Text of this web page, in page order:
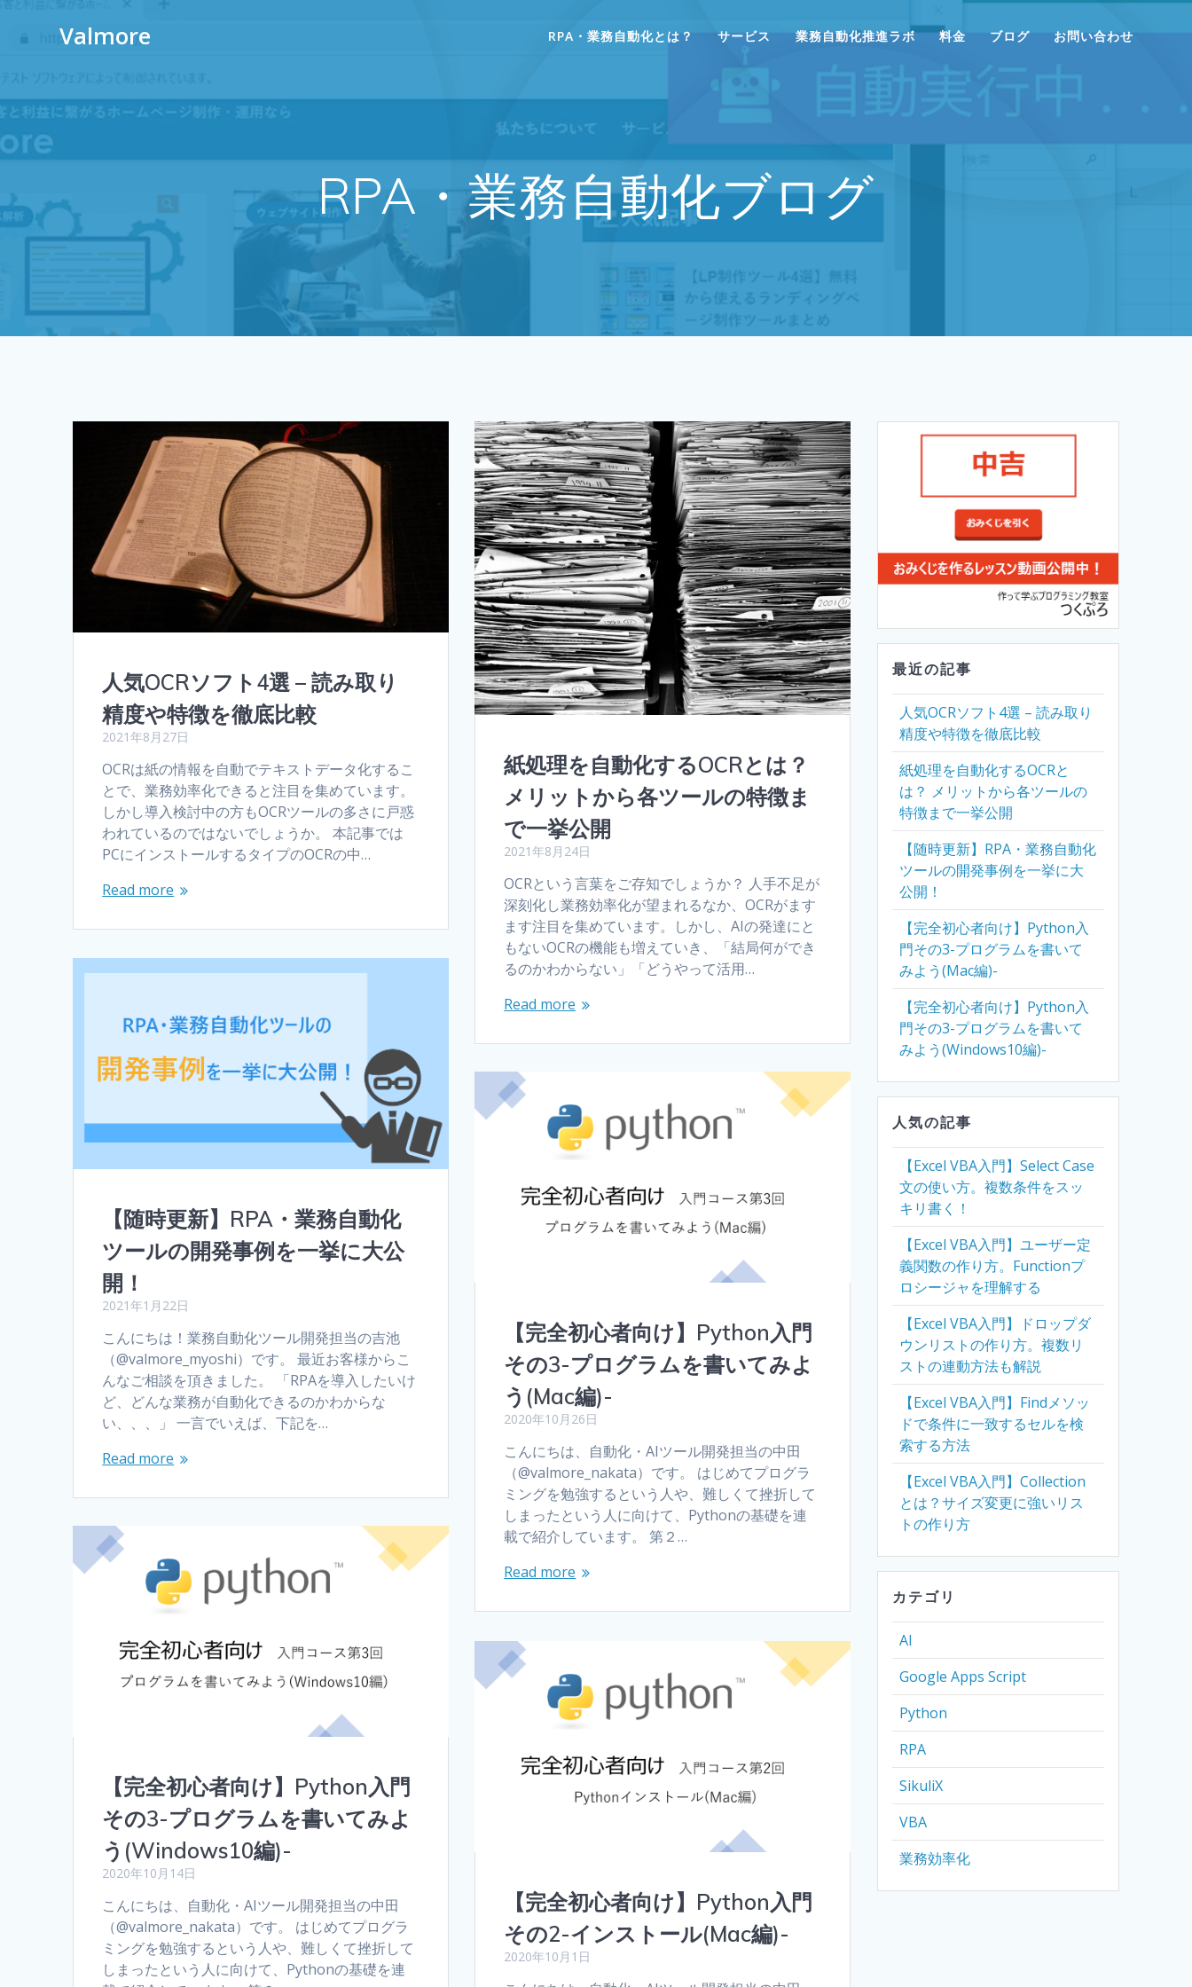
Valmore RPA・業務自動化とは？ サービス 業務自動化推進ラボ 料金 ブログ お問い合わせ
RPA・業務自動化ブログ
人気OCRソフト4選 – 読み取り
精度や特徴を徹底比較
2021年8月27日
OCRは紙の情報を自動でテキストデータ化するこ
とで、業務効率化できると注目を集めています。
しかし導入検討中の方もOCRツールの多さに戸惑
われているのではないでしょうか。 本記事では
PCにインストールするタイプのOCRの中…
Read more
紙処理を自動化するOCRとは？
メリットから各ツールの特徴ま
で一挙公開
2021年8月24日
OCRという言葉をご存知でしょうか？ 人手不足が
深刻化し業務効率化が望まれるなか、OCRがます
ます注目を集めています。しかし、AIの発達にと
もないOCRの機能も増えていき、「結局何ができ
るのかわからない」「どうやって活用…
Read more
【随時更新】RPA・業務自動化
ツールの開発事例を一挙に大公
開！
2021年1月22日
こんにちは！業務自動化ツール開発担当の吉池
（@valmore_myoshi）です。 最近お客様からこ
んなご相談を頂きました。 「RPAを導入したいけ
ど、どんな業務が自動化できるのかわからな
い、、、」 一言でいえば、下記を…
Read more
【完全初心者向け】Python入門
その3-プログラムを書いてみよ
う(Mac編)-
2020年10月26日
こんにちは、自動化・AIツール開発担当の中田
（@valmore_nakata）です。 はじめてプログラ
ミングを勉強するという人や、難しくて挫折して
しまったという人に向けて、Pythonの基礎を連
載で紹介しています。 第２…
Read more
【完全初心者向け】Python入門
その3-プログラムを書いてみよ
う(Windows10編)-
2020年10月14日
こんにちは、自動化・AIツール開発担当の中田
（@valmore_nakata）です。 はじめてプログラ
ミングを勉強するという人や、難しくて挫折して
しまったという人に向けて、Pythonの基礎を連
【完全初心者向け】Python入門
その2-インストール(Mac編)-
2020年10月1日
最近の記事
人気OCRソフト4選 – 読み取り
精度や特徴を徹底比較
紙処理を自動化するOCRと
は？ メリットから各ツールの
特徴まで一挙公開
【随時更新】RPA・業務自動化
ツールの開発事例を一挙に大
公開！
【完全初心者向け】Python入
門その3-プログラムを書いて
みよう(Mac編)-
【完全初心者向け】Python入
門その3-プログラムを書いて
みよう(Windows10編)-
人気の記事
【Excel VBA入門】Select Case
文の使い方。複数条件をスッ
キリ書く！
【Excel VBA入門】ユーザー定
義関数の作り方。Functionプ
ロシージャを理解する
【Excel VBA入門】ドロップダ
ウンリストの作り方。複数リ
ストの連動方法も解説
【Excel VBA入門】Findメソッ
ドで条件に一致するセルを検
索する方法
【Excel VBA入門】Collection
とは？サイズ変更に強いリス
トの作り方
カテゴリ
AI
Google Apps Script
Python
RPA
SikuliX
VBA
業務効率化